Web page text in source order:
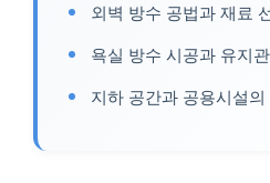
외벽 방수 공법과 재료
욕실 방수 시공과 유지
지하 공간과 공용시설